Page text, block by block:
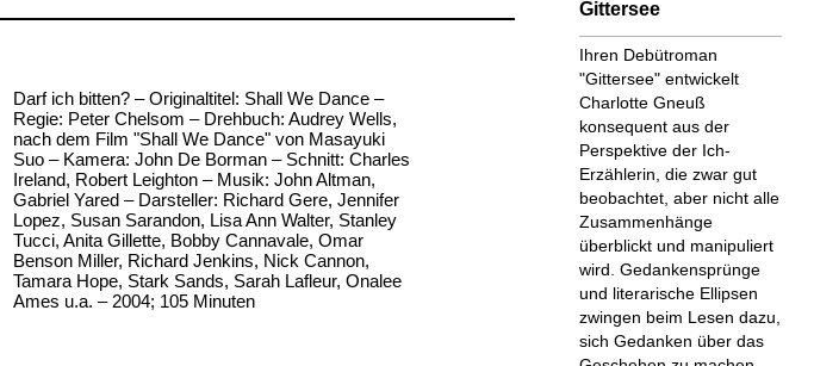
Darf ich bitten? – Originaltitel: Shall We Dance –
Regie: Peter Chelsom – Drehbuch: Audrey Wells,
nach dem Film "Shall We Dance" von Masayuki
Suo – Kamera: John De Borman – Schnitt: Charles
Ireland, Robert Leighton – Musik: John Altman,
Gabriel Yared – Darsteller: Richard Gere, Jennifer
Lopez, Susan Sarandon, Lisa Ann Walter, Stanley
Tucci, Anita Gillette, Bobby Cannavale, Omar
Benson Miller, Richard Jenkins, Nick Cannon,
Tamara Hope, Stark Sands, Sarah Lafleur, Onalee
Ames u.a. – 2004; 105 Minuten
Gittersee
Ihren Debütroman
"Gittersee" entwickelt
Charlotte Gneuß
konsequent aus der
Perspektive der Ich-
Erzählerin, die zwar gut
beobachtet, aber nicht alle
Zusammenhänge
überblickt und manipuliert
wird. Gedankensprünge
und literarische Ellipsen
zwingen beim Lesen dazu,
sich Gedanken über das